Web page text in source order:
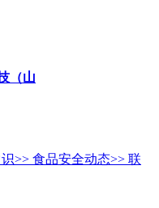
（山
>> 食品安全动态>> 联